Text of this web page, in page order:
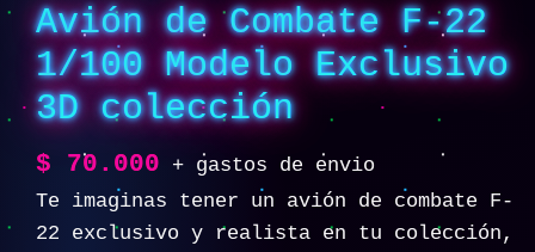
Avión de Combate F-22
1/100 Modelo Exclusivo
3D colección
$ 70.000
+ gastos de envio
Te imaginas tener un avión de combate F-
22 exclusivo y realista en tu colección,